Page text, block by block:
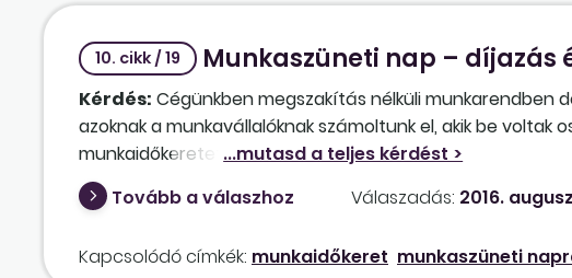
10. cikk / 19 Munkaszüneti nap – díjazás
Kérdés: Cégünkben megszakítás nélküli munkarendben
azoknak a munkavállalóknak számoltunk el, akik be
munkaidőkeretet az ünnepnapok számával csökkentve
Nálunk a megszakítás nélküli munkarend miatt nincs
Az ünnepre akkor is kell távolléti díjat fizetnünk, ha nem
Tovább a válaszhoz Válaszadás: 2016.
Kapcsolódó címkék: munkaidőkeret munkaszüneti